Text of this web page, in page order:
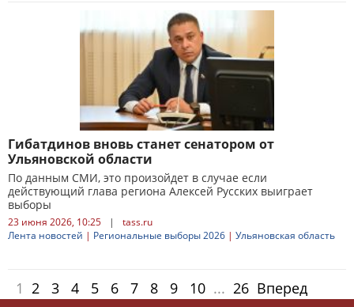
Гибатдинов вновь станет сенатором от
Ульяновской области
По данным СМИ, это произойдет в случае если
действующий глава региона Алексей Русских выиграет
выборы
23 июня 2026, 10:25 |
tass.ru
Лента новостей | Региональные выборы 2026 | Ульяновская область
1 2 3 4 5 6 7 8 9 10 ... 26 Вперед